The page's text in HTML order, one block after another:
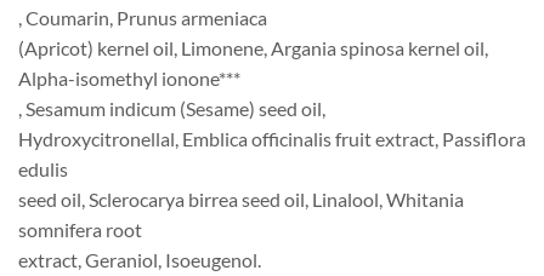
, Coumarin, Prunus armeniaca
(Apricot) kernel oil, Limonene, Argania spinosa kernel oil,
Alpha-isomethyl ionone***
, Sesamum indicum (Sesame) seed oil,
Hydroxycitronellal, Emblica officinalis fruit extract, Passiflora
edulis
seed oil, Sclerocarya birrea seed oil, Linalool, Whitania
somnifera root
extract, Geraniol, Isoeugenol.